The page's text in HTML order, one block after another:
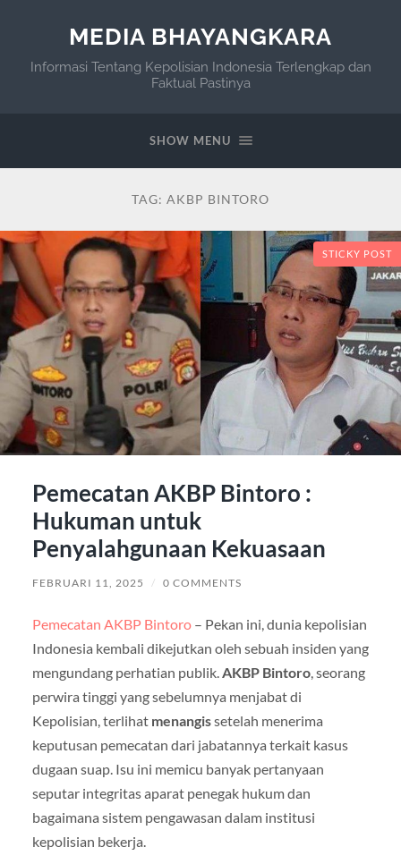
MEDIA BHAYANGKARA
Informasi Tentang Kepolisian Indonesia Terlengkap dan
Faktual Pastinya
SHOW MENU
TAG: AKBP BINTORO
STICKY POST
Pemecatan AKBP Bintoro :
Hukuman untuk
Penyalahgunaan Kekuasaan
FEBRUARI 11, 2025 / 0 COMMENTS
Pemecatan AKBP Bintoro– Pekan ini, dunia kepolisian
Indonesia kembali dikejutkan oleh sebuah insiden yang
mengundang perhatian publik.AKBP Bintoro, seorang
perwira tinggi yang sebelumnya menjabat di
Kepolisian, terlihat menangissetelah menerima
keputusan pemecatan dari jabatannya terkait kasus
dugaan suap. Isu ini memicu banyak pertanyaan
seputar integritas aparat penegak hukum dan
bagaimana sistem pengawasan dalam institusi
kepolisian bekerja.